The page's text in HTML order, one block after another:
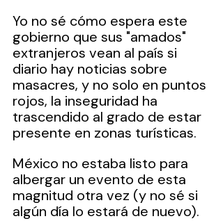
Yo no sé cómo espera este
gobierno que sus "amados"
extranjeros vean al país si
diario hay noticias sobre
masacres, y no solo en puntos
rojos, la inseguridad ha
trascendido al grado de estar
presente en zonas turísticas.
México no estaba listo para
albergar un evento de esta
magnitud otra vez (y no sé si
algún día lo estará de nuevo).